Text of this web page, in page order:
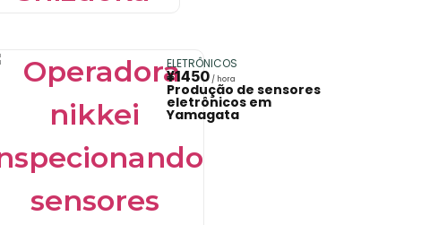
ELETRÔNICOS
¥1450
Produção de sensores
eletrônicos em
Yamagata